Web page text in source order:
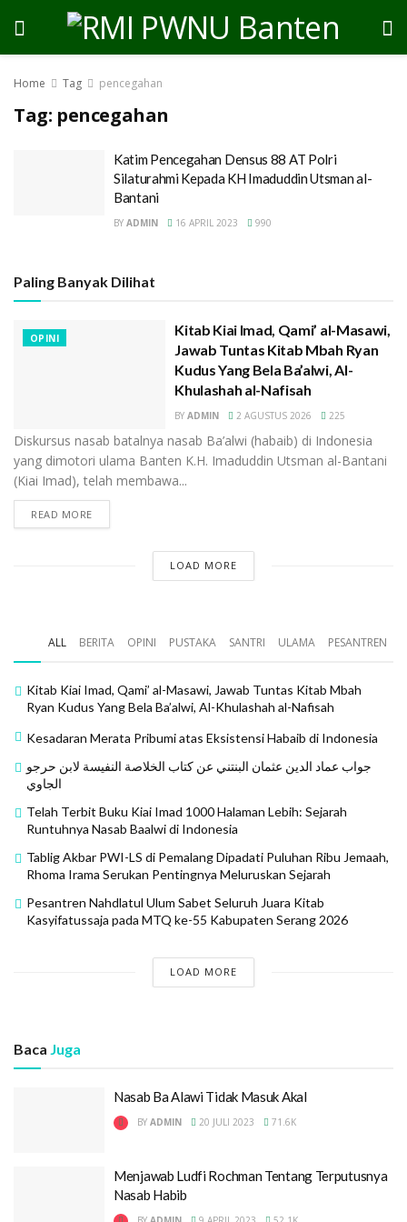
Home Tag pencegahan
Tag: pencegahan
Katim Pencegahan Densus 88 AT Polri
Silaturahmi Kepada KH Imaduddin Utsman al-
Bantani
BY ADMIN 16 APRIL 2023 990
Paling Banyak Dilihat
OPINI
Kitab Kiai Imad, Qami’ al-Masawi,
Jawab Tuntas Kitab Mbah Ryan
Kudus Yang Bela Ba’alwi, Al-
Khulashah al-Nafisah
BY ADMIN 2 AGUSTUS 2026 225
Diskursus nasab batalnya nasab Ba’alwi (habaib) di Indonesia
yang dimotori ulama Banten K.H. Imaduddin Utsman al-Bantani
(Kiai Imad), telah membawa...
READ MORE
LOAD MORE
ALL BERITA OPINI PUSTAKA SANTRI ULAMA PESANTREN
Kitab Kiai Imad, Qami’ al-Masawi, Jawab Tuntas Kitab Mbah
Ryan Kudus Yang Bela Ba’alwi, Al-Khulashah al-Nafisah
Kesadaran Merata Pribumi atas Eksistensi Habaib di Indonesia
جواب عماد الدين عثمان البنتني عن كتاب الخلاصة النفيسة لابن حرجو
الجاوي
Telah Terbit Buku Kiai Imad 1000 Halaman Lebih: Sejarah
Runtuhnya Nasab Baalwi di Indonesia
Tablig Akbar PWI-LS di Pemalang Dipadati Puluhan Ribu Jemaah,
Rhoma Irama Serukan Pentingnya Meluruskan Sejarah
Pesantren Nahdlatul Ulum Sabet Seluruh Juara Kitab
Kasyifatussaja pada MTQ ke-55 Kabupaten Serang 2026
LOAD MORE
Baca Juga
Nasab Ba Alawi Tidak Masuk Akal
BY ADMIN 20 JULI 2023 71.6K
Menjawab Ludfi Rochman Tentang Terputusnya
Nasab Habib